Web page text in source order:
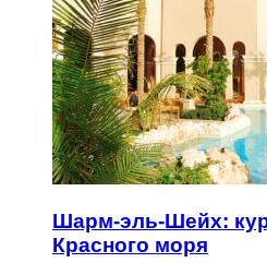
Шарм-эль-Шейх:
Красного моря